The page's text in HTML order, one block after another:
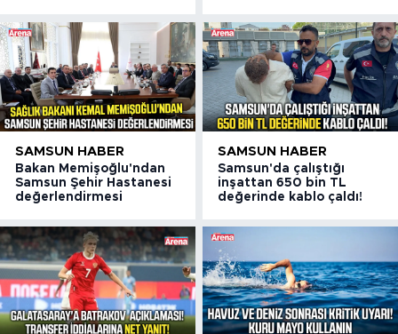
SAMSUN HABER
Bakan Memişoğlu'ndan
Samsun Şehir Hastanesi
değerlendirmesi
SAMSUN HABER
Samsun'da çalıştığı
inşattan 650 bin TL
değerinde kablo çaldı!